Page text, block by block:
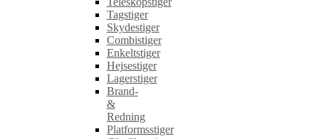
Tagstiger
Skydestiger
Combistiger
Enkeltstiger
Hejsestiger
Lagerstiger
Brand-
&
Redning
Platformsstiger